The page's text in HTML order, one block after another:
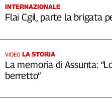
INTERNAZIONALE
Flai Cgil, parte la brigata
VIDEO LA STORIA
La memoria di Assunta:
berretto”